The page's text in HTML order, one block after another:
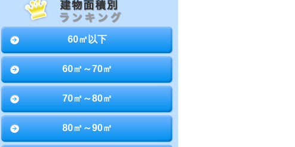
60㎡以下
60㎡～70㎡
70㎡～80㎡
80㎡～90㎡